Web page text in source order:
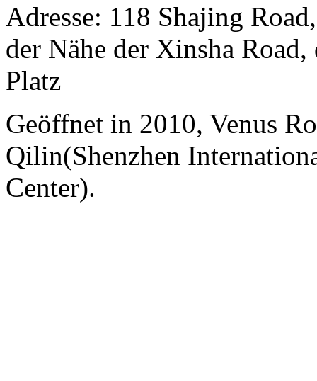
Adresse: 118 Shajing
der Nähe der Xinsha
Platz
Geöffnet in 2010, Venus
Qilin(Shenzhen
Center).